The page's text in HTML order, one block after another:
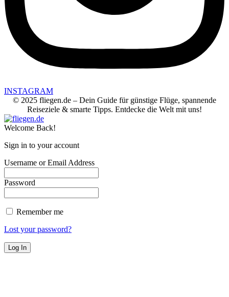
INSTAGRAM
© 2025 fliegen.de – Dein Guide für günstige Flüge, spannende
Reiseziele & smarte Tipps. Entdecke die Welt mit uns!
Welcome Back!
Sign in to your account
Username or Email Address
Password
Remember me
Lost your password?